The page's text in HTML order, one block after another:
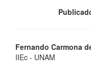
Contenido
Fernando Carmona
IIEc - UNAM